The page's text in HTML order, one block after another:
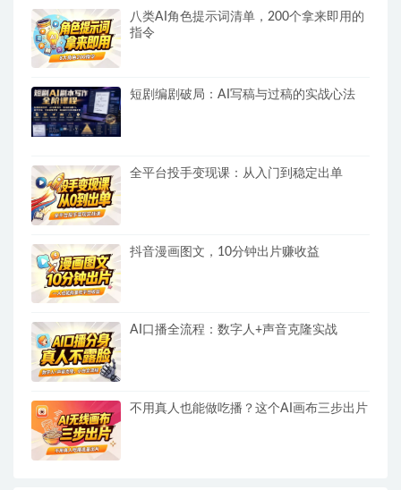
八类AI角色提示词清单，200个拿来即用的
指令
短剧编剧破局：AI写稿与过稿的实战心法
全平台投手变现课：从入门到稳定出单
抖音漫画图文，10分钟出片赚收益
AI口播全流程：数字人+声音克隆实战
不用真人也能做吃播？这个AI画布三步出片